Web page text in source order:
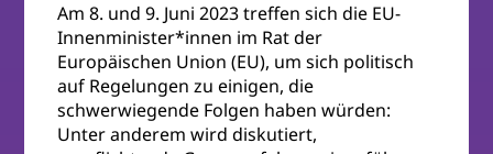
Am 8. und 9. Juni 2023 treffen sich die EU-
Innenminister*innen im Rat der
Europäischen Union (EU), um sich politisch
auf Regelungen zu einigen, die
schwerwiegende Folgen haben würden:
Unter anderem wird diskutiert,